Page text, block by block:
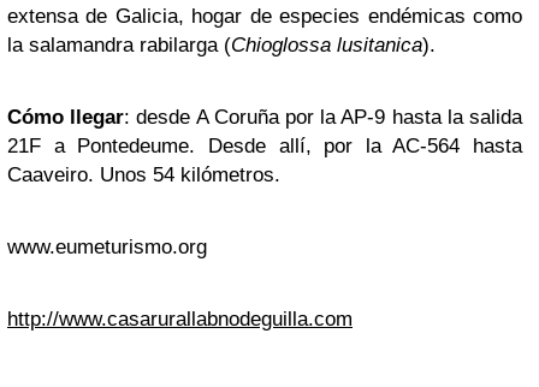
extensa de Galicia, hogar de especies endémicas como
la salamandra rabilarga (Chioglossa lusitanica).
Cómo llegar: desde A Coruña por la AP-9 hasta la salida
21F a Pontedeume. Desde allí, por la AC-564 hasta
Caaveiro. Unos 54 kilómetros.
www.eumeturismo.org
http://www.casarurallabnodeguilla.com